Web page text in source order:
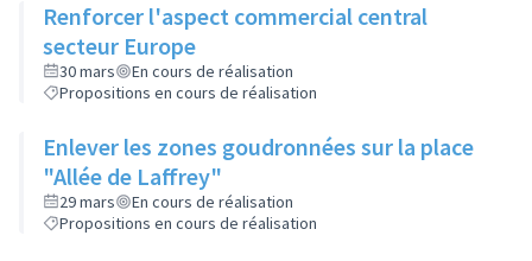
Renforcer l'aspect commercial central
secteur Europe
30 mars
En cours de réalisation
Propositions en cours de réalisation
Enlever les zones goudronnées sur la place
"Allée de Laffrey"
29 mars
En cours de réalisation
Propositions en cours de réalisation